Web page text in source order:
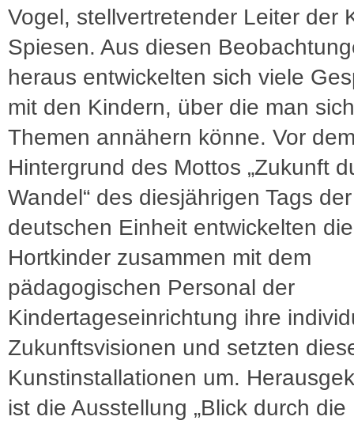
Vogel, stellvertretender Leiter der
Spiesen. Aus diesen
heraus entwickelten sich viele
mit den Kindern, über die man
Themen annähern könne. Vor
Hintergrund des Mottos „Zukunft
Wandel“ des diesjährigen Tags der
deutschen Einheit entwickelten die
Hortkinder zusammen mit dem
pädagogischen Personal der
Kindertageseinrichtung ihre
Zukunftsvisionen und setzten
Kunstinstallationen um.
ist die Ausstellung „Blick durch die